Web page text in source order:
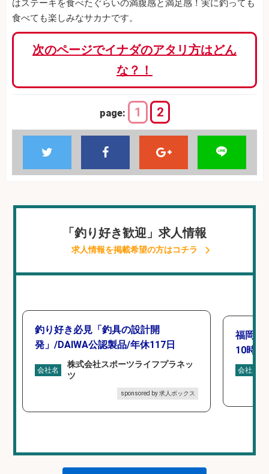
はステーキを食べたぐらいの満腹感と満足感！実に釣っても
食べても楽しみなサカナです。
次のページでイナダのアタリ方はどん
な？！
page: 1 2
「釣り好き歓迎」求人情報
求人情報を掲載希望の方はコチラ
釣り好き必見「釣具の設計開
発」/DAIWA公認製品/年休117日
会社名
株式会社スポーツライフプラネッ
ツ
sponsored by 求人ボックス
福岡「
10時間
会社名